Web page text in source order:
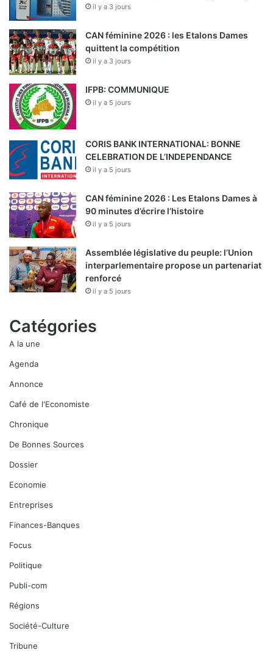
il y a 3 jours
CAN féminine 2026 : les Etalons Dames
quittent la compétition
il y a 3 jours
IFPB: COMMUNIQUE
il y a 5 jours
CORIS BANK INTERNATIONAL: BONNE
CELEBRATION DE L’INDEPENDANCE
il y a 5 jours
CAN féminine 2026 : Les Etalons Dames à
90 minutes d’écrire l’histoire
il y a 5 jours
Assemblée législative du peuple: l’Union
interparlementaire propose un partenariat
renforcé
il y a 5 jours
Catégories
A la une
Agenda
Annonce
Café de l'Economiste
Chronique
De Bonnes Sources
Dossier
Economie
Entreprises
Finances-Banques
Focus
Politique
Publi-com
Régions
Société-Culture
Tribune